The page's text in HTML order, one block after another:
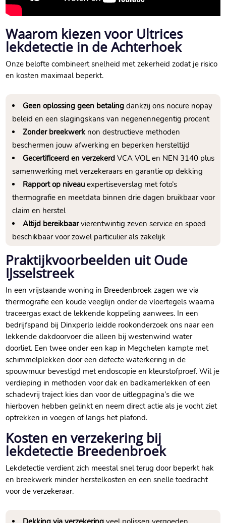
Waarom kiezen voor Ultrices
lekdetectie in de Achterhoek
Onze belofte combineert snelheid met zekerheid zodat je risico
en kosten maximaal beperkt.​
Geen oplossing geen betaling dankzij ons nocure nopay
beleid en een slagingskans van negenennegentig procent
Zonder breekwerk non destructieve methoden
beschermen jouw afwerking en beperken hersteltijd
Gecertificeerd en verzekerd VCA VOL en NEN 3140 plus
samenwerking met verzekeraars en garantie op dekking
Rapport op niveau expertiseverslag met foto’s
thermografie en meetdata binnen drie dagen bruikbaar voor
claim en herstel
Altijd bereikbaarvierentwintig zeven service en spoed
beschikbaar voor zowel particulier als zakelijk
Praktijkvoorbeelden uit Oude
IJsselstreek
In een vrijstaande woning in Breedenbroek zagen we via
thermografie een koude veeglijn onder de vloertegels waarna
traceergas exact de lekkende koppeling aanwees.​ In een
bedrijfspand bij Dinxperlo leidde rookonderzoek ons naar een
lekkende dakdoorvoer die alleen bij westenwind water
doorliet.​ Een twee onder een kap in Megchelen kampte met
schimmelplekken door een defecte waterkering in de
spouwmuur bevestigd met endoscopie en kleurstofproef.​ Wil je
verdieping in methoden voor dak en badkamerlekken of een
schadevrij traject kies dan voor de uitlegpagina’s die we
hierboven hebben gelinkt en neem direct actie als je vocht ziet
optrekken in voegen of langs het plafond.​
Kosten en verzekering bij
lekdetectie Breedenbroek
Lekdetectie verdient zich meestal snel terug door beperkt hak
en breekwerk minder herstelkosten en een snelle toedracht
voor de verzekeraar.​